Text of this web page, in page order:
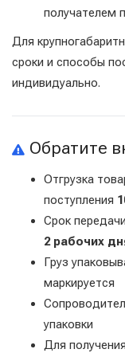
получателем
Для
сроки и способы
индивидуально.
Обратите
Отгрузка
поступления
Срок
2 рабочих
Груз
маркируется
упаковки
Для